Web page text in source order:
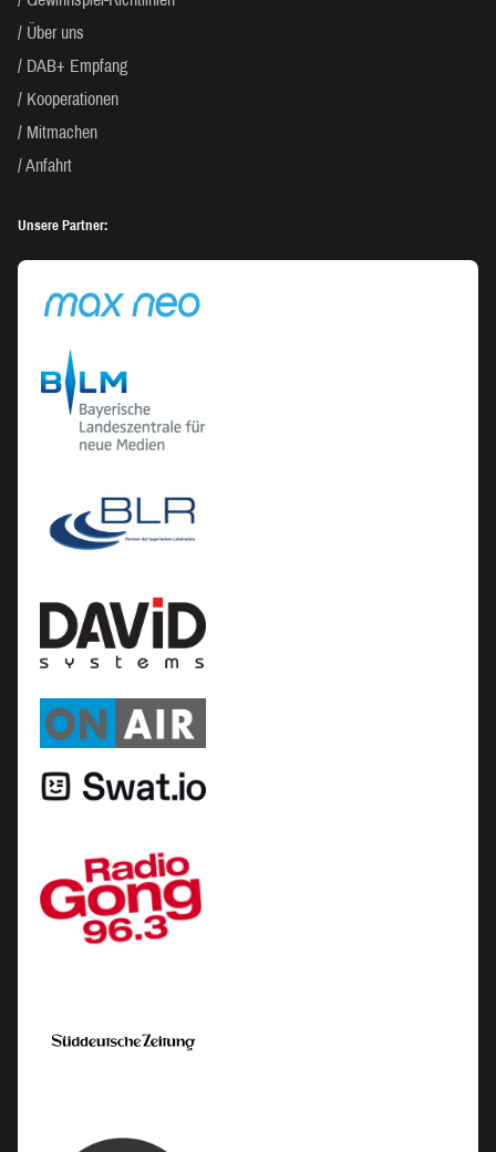
Über uns
DAB+ Empfang
Kooperationen
Mitmachen
Anfahrt
Unsere Partner: